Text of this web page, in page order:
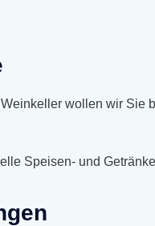
wollen wir
Speisen- und